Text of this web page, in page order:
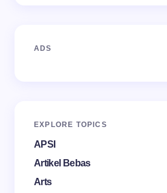
Your Comment *
ADS
EXPLORE TOPICS
APSI
Artikel Bebas
Arts